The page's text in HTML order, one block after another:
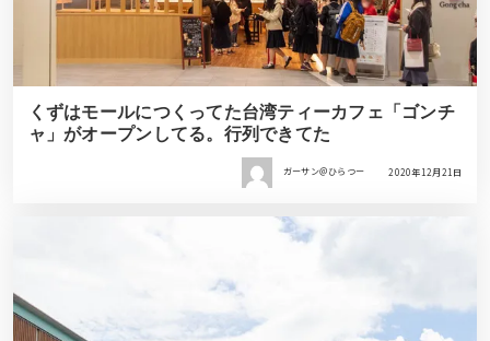
くずはモールにつくってた台湾ティーカフェ「ゴンチ
ャ」がオープンしてる。行列できてた
ガーサン＠ひらつー 2020年12月21日